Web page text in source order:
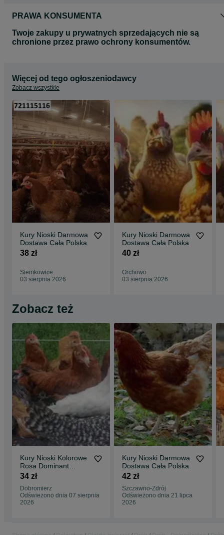
PRAWA KONSUMENTA
Twoje zakupy u prywatnych sprzedających nie są
chronione przez prawo ochrony konsumentów.
Więcej od tego ogłoszeniodawcy
Zobacz wszystkie
Kury Nioski Darmowa
Dostawa Cała Polska
38 zł
Siemkowice
03 sierpnia 2026
Kury Nioski Darmowa
Dostawa Cała Polska
40 zł
Orchowo
03 sierpnia 2026
Zobacz też
Kury Nioski Kolorowe
Rosa Dominant
Leghorn Lohman
34 zł
Dobromierz
Odświeżono dnia 07 sierpnia
2026
Kury Nioski Darmowa
Dostawa Cała Polska
42 zł
Szczawno-Zdrój
Odświeżono dnia 21 lipca
2026